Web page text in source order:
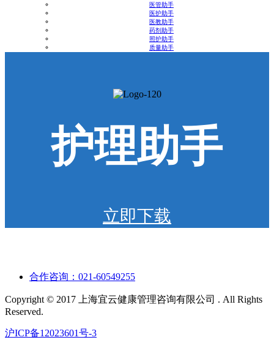
医管助手
医护助手
医教助手
药剂助手
照护助手
质量助手
护理助手
立即下载
合作咨询：021-60549255
Copyright © 2017 上海宜云健康管理咨询有限公司 . All Rights
Reserved.
沪ICP备12023601号-3